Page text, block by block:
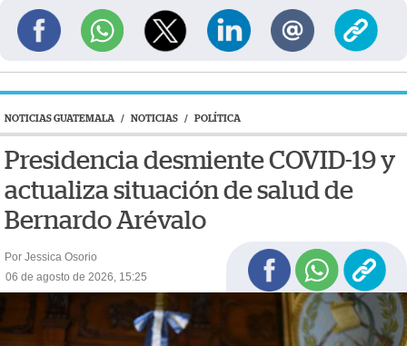
NOTICIAS GUATEMALA / NOTICIAS / POLÍTICA
Presidencia desmiente COVID-19 y
actualiza situación de salud de
Bernardo Arévalo
Por Jessica Osorio
06 de agosto de 2026, 15:25